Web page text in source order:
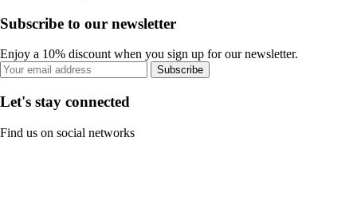
Subscribe to our newsletter
Enjoy a 10% discount when you sign up for our newsletter.
Subscribe
Let's stay connected
Find us on social networks